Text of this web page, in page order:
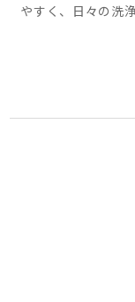
やすく、日々の洗